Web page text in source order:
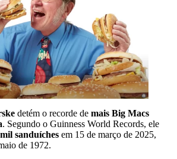
detém o recorde de mais Big Macs
. Segundo o Guinness World Records, ele
sanduíches em 15 de março de 2025,
de 1972.